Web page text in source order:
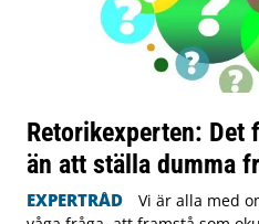
Retorikexperten: Det
än att ställa dumma
EXPERTRÅD
Vi är alla med